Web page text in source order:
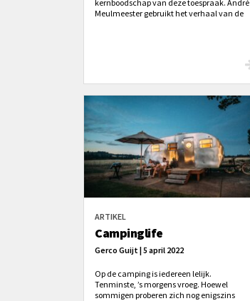
kernboodschap van deze toespraak. André
Meulmeester gebruikt het verhaal van de
ARTIKEL
Campinglife
Gerco Guijt | 5 april 2022
Op de camping is iedereen lelijk.
Tenminste, ’s morgens vroeg. Hoewel
sommigen proberen zich nog enigszins